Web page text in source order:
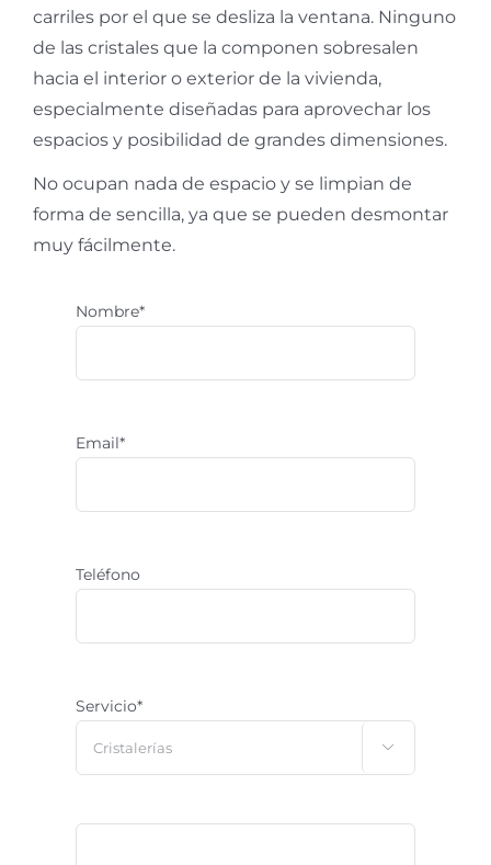
carriles por el que se desliza la ventana. Ninguno
de las cristales que la componen sobresalen
hacia el interior o exterior de la vivienda,
especialmente diseñadas para aprovechar los
espacios y posibilidad de grandes dimensiones.
No ocupan nada de espacio y se limpian de
forma de sencilla, ya que se pueden desmontar
muy fácilmente.
Nombre*
Email*
Teléfono
Servicio*
